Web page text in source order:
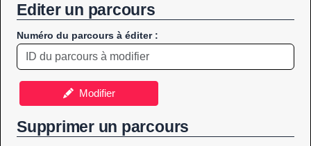
Editer un parcours
Numéro du parcours à éditer :
Modifier
Supprimer un parcours